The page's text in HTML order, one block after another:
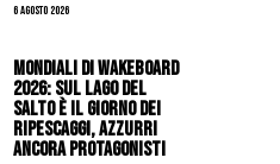
6 Agosto 2026
Mondiali di Wakeboard
2026: sul Lago del
Salto è il giorno dei
ripescaggi, azzurri
ancora protagonisti